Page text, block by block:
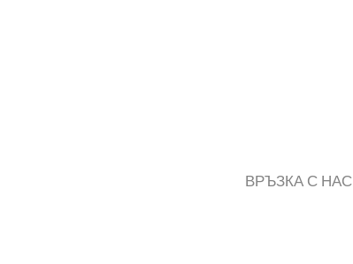
ВРЪЗКА С НАС